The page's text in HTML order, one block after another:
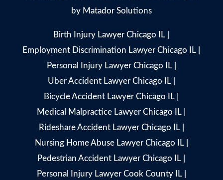
by Matador Solutions
Birth Injury Lawyer Chicago IL
Employment Discrimination Lawyer Chicago IL
Personal Injury Lawyer Chicago IL|
Uber Accident Lawyer Chicago IL|
Bicycle Accident Lawyer Chicago IL
Medical Malpractice Lawyer Chicago IL
Rideshare Accident Lawyer Chicago IL|
Nursing Home Abuse Lawyer Chicago IL|
Pedestrian Accident Lawyer Chicago IL
Personal Injury Lawyer Cook County IL|